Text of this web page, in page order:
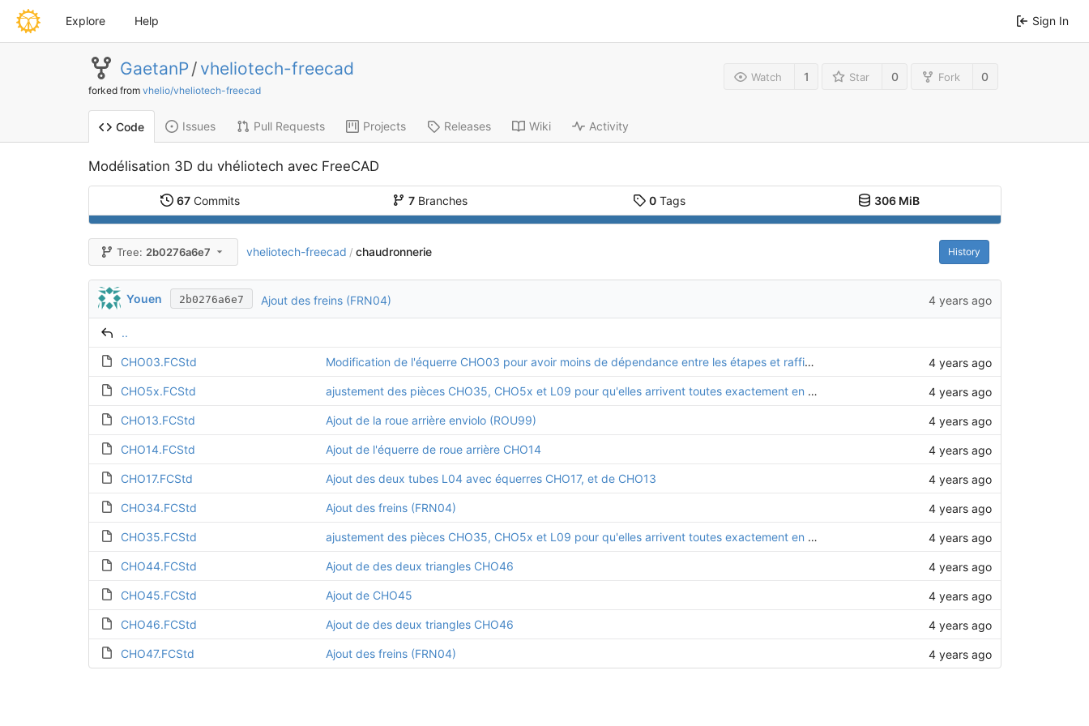
Explore Help Sign In
GaetanP/ vheliotech-freecad
forked from vhelio/vheliotech-freecad
Watch 1 Star 0 Fork 0
Code Issues Pull Requests Projects Releases Wiki Activity
Modélisation 3D du vhéliotech avec FreeCAD
67 Commits 7Branches 0 Tags 306 MiB
Tree: 2b0276a6e7 vheliotech-freecad / chaudronnerie History
Youen 2b0276a6e7 Ajout des freins (FRN04) 4 years ago
..
CHO03.FCStd Modification de l'équerre CHO03 pour avoir moins de dépendance entre les étapes et raffinage des demi cercle pour ne pas avoir d'arrêtes inutiles 4 years ago
CHO5x.FCStd ajustement des pièces CHO35, CHO5x et L09 pour qu'elles arrivent toutes exactement en contact les unes avec les autres 4 years ago
CHO13.FCStd Ajout de la roue arrière enviolo (ROU99) 4 years ago
CHO14.FCStd Ajout de l'équerre de roue arrière CHO14 4 years ago
CHO17.FCStd Ajout des deux tubes L04 avec équerres CHO17, et de CHO13 4 years ago
CHO34.FCStd Ajout des freins (FRN04) 4 years ago
CHO35.FCStd ajustement des pièces CHO35, CHO5x et L09 pour qu'elles arrivent toutes exactement en contact les unes avec les autres 4 years ago
CHO44.FCStd Ajout de des deux triangles CHO46 4 years ago
CHO45.FCStd Ajout de CHO45 4 years ago
CHO46.FCStd Ajout de des deux triangles CHO46 4 years ago
CHO47.FCStd Ajout des freins (FRN04) 4 years ago